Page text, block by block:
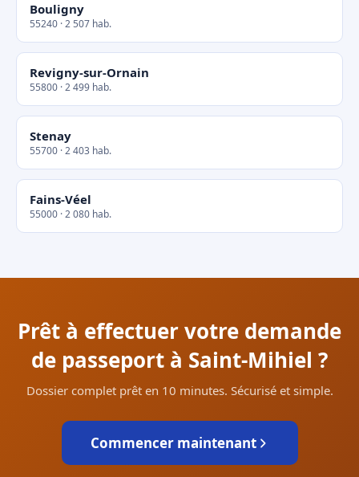
Bouligny
55240 · 2 507 hab.
Revigny-sur-Ornain
55800 · 2 499 hab.
Stenay
55700 · 2 403 hab.
Fains-Véel
55000 · 2 080 hab.
Prêt à effectuer votre demande
de passeport à Saint-Mihiel ?
Dossier complet prêt en 10 minutes. Sécurisé et simple.
Commencer maintenant